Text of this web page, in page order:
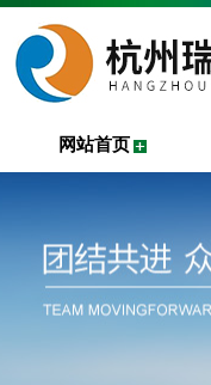
网站首页